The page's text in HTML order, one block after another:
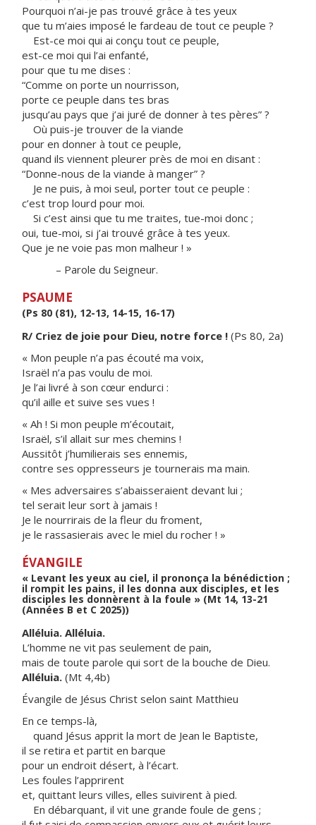
Pourquoi n’ai-je pas trouvé grâce à tes yeux
que tu m’aies imposé le fardeau de tout ce peuple ?
Est-ce moi qui ai conçu tout ce peuple,
est-ce moi qui l’ai enfanté,
pour que tu me dises :
“Comme on porte un nourrisson,
porte ce peuple dans tes bras
jusqu’au pays que j’ai juré de donner à tes pères” ?
Où puis-je trouver de la viande
pour en donner à tout ce peuple,
quand ils viennent pleurer près de moi en disant :
“Donne-nous de la viande à manger” ?
Je ne puis, à moi seul, porter tout ce peuple :
c’est trop lourd pour moi.
Si c’est ainsi que tu me traites, tue-moi donc ;
oui, tue-moi, si j’ai trouvé grâce à tes yeux.
Que je ne voie pas mon malheur ! »
– Parole du Seigneur.
PSAUME
(Ps 80 (81), 12-13, 14-15, 16-17)
R/ Criez de joie pour Dieu, notre force ! (Ps 80, 2a)
« Mon peuple n’a pas écouté ma voix,
Israël n’a pas voulu de moi.
Je l’ai livré à son cœur endurci :
qu’il aille et suive ses vues !
« Ah ! Si mon peuple m’écoutait,
Israël, s’il allait sur mes chemins !
Aussitôt j’humilierais ses ennemis,
contre ses oppresseurs je tournerais ma main.
« Mes adversaires s’abaisseraient devant lui ;
tel serait leur sort à jamais !
Je le nourrirais de la fleur du froment,
je le rassasierais avec le miel du rocher ! »
ÉVANGILE
« Levant les yeux au ciel, il prononça la bénédiction ;
il rompit les pains, il les donna aux disciples, et les
disciples les donnèrent à la foule » (Mt 14, 13-21
(Années B et C 2025))
Alléluia. Alléluia.
L’homme ne vit pas seulement de pain,
mais de toute parole qui sort de la bouche de Dieu.
Alléluia. (Mt 4,4b)
Évangile de Jésus Christ selon saint Matthieu
En ce temps-là,
quand Jésus apprit la mort de Jean le Baptiste,
il se retira et partit en barque
pour un endroit désert, à l’écart.
Les foules l’apprirent
et, quittant leurs villes, elles suivirent à pied.
En débarquant, il vit une grande foule de gens ;